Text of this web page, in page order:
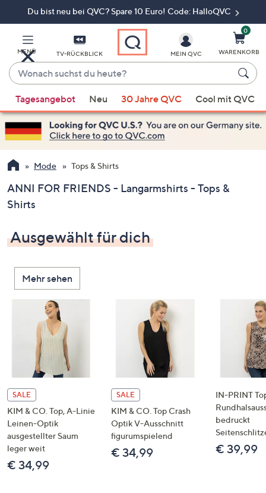
Du bist neu bei QVC? Spare 10 Euro! Code: HalloQVC
MENÜ TV-RÜCKBLICK
Wonach
suchst
du
heute?
Vorschläge
verfügbar
sind,
verwenden
Sie
Pfeiltasten
nach
und
nach
oder
wischen
Touch-
Geräten
links
bzw.
rechts,
um
diese
anzuzeigen.
MEIN QVC
0
WARENKORB
Tagesangebot Neu 30 Jahre QVC Cool mit QVC
Mode Tops & Shirts
ANNI FOR FRIENDS - Langarmshirts - Tops &
Shirts
Ausgewählt für dich
Mehr sehen
SALE
KIM & CO. Top, A-Linie
Leinen-Optik
ausgestellter Saum
leger weit
€ 34,99
SALE
KIM & CO. Top Crash
Optik V-Ausschnitt
figurumspielend
€ 34,99
IN-PRINT
bedruckt
€ 39,99